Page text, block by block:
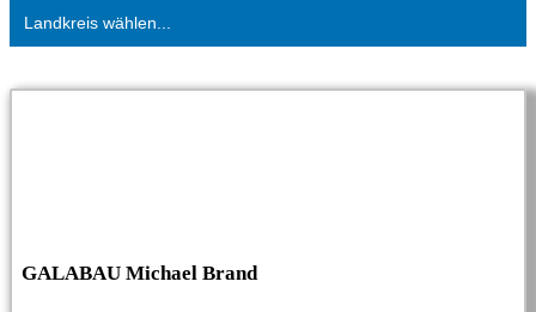
Landkreis wählen...
GALABAU Michael Brand